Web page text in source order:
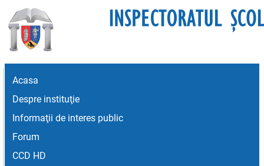
Acasa
Despre instituţie
Informaţii de interes public
Forum
CCD HD